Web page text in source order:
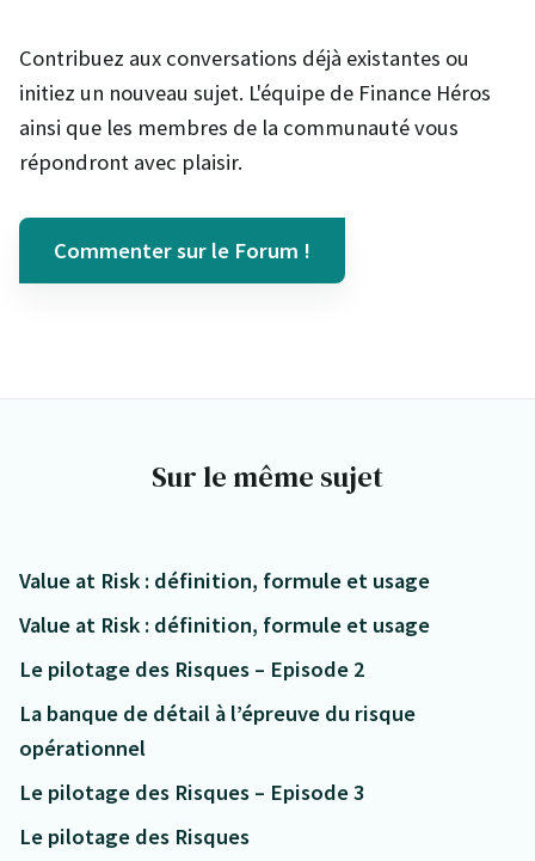
Contribuez aux conversations déjà existantes ou
initiez un nouveau sujet. L'équipe de Finance Héros
ainsi que les membres de la communauté vous
répondront avec plaisir.
Commenter sur le Forum !
Sur le même sujet
Value at Risk : définition, formule et usage
Value at Risk : définition, formule et usage
Le pilotage des Risques – Episode 2
La banque de détail à l’épreuve du risque
opérationnel
Le pilotage des Risques – Episode 3
Le pilotage des Risques